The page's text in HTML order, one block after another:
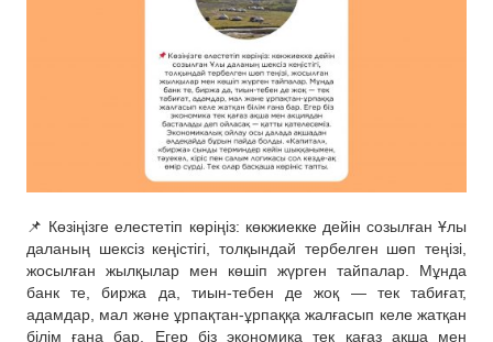
📌 Көзіңізге елестетіп көріңіз: көкжиекке дейін созылған Ұлы
даланың шексіз кеңістігі, толқындай тербелген шөп теңізі,
жосылған жылқылар мен көшіп жүрген тайпалар. Мұнда
банк те, биржа да, тиын-тебен де жоқ — тек табиғат,
адамдар, мал және ұрпақтан-ұрпаққа жалғасып келе жатқан
білім ғана бар. Егер біз экономика тек қағаз ақша мен